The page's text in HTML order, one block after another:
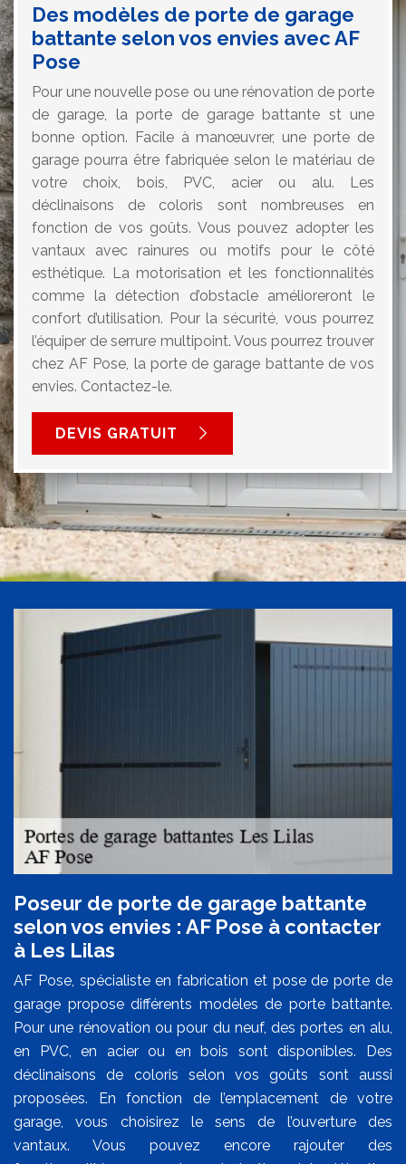
Des modèles de porte de garage
battante selon vos envies avec AF
Pose
Pour une nouvelle pose ou une rénovation de porte
de garage, la porte de garage battante st une
bonne option. Facile à manœuvrer, une porte de
garage pourra être fabriquée selon le matériau de
votre choix, bois, PVC, acier ou alu. Les
déclinaisons de coloris sont nombreuses en
fonction de vos goûts. Vous pouvez adopter les
vantaux avec rainures ou motifs pour le côté
esthétique. La motorisation et les fonctionnalités
comme la détection d’obstacle amélioreront le
confort d’utilisation. Pour la sécurité, vous pourrez
l’équiper de serrure multipoint. Vous pourrez trouver
chez AF Pose, la porte de garage battante de vos
envies. Contactez-le.
DEVIS GRATUIT
Poseur de porte de garage battante
selon vos envies : AF Pose à contacter
à Les Lilas
AF Pose, spécialiste en fabrication et pose de porte de
garage propose différents modèles de porte battante.
Pour une rénovation ou pour du neuf, des portes en alu,
en PVC, en acier ou en bois sont disponibles. Des
déclinaisons de coloris selon vos goûts sont aussi
proposées. En fonction de l’emplacement de votre
garage, vous choisirez le sens de l’ouverture des
vantaux. Vous pouvez encore rajouter des